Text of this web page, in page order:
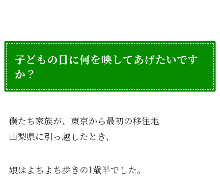
子どもの目に何を映してあげたいです
か？
僕たち家族が、東京から最初の移住地
山梨県に引っ越したとき、
娘はよちよち歩きの1歳半でした。